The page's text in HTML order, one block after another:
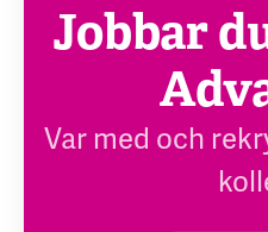
Jobbar
Var med och